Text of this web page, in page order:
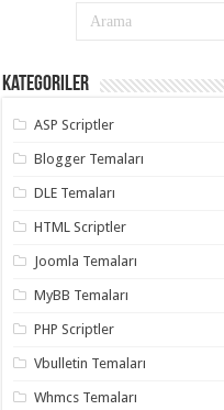
taşımacılık,
gaziantep
taşıma,
evden
taşımacılık,
gaziantep
organizasyon
gaziantep
organizasyon,
gaziantep
organizasyon
gaziantep
gaziantep
gaziantep
gaziantep
Kategoriler
ASP Scriptler
Blogger Temaları
DLE Temaları
HTML Scriptler
Joomla Temaları
MyBB Temaları
PHP Scriptler
Vbulletin Temaları
Whmcs Temaları